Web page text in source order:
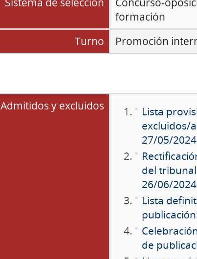
formación
Turno
Promoción
Admitidos y excluidos
Lista
excluidos/
27/05/2024
del
26/06/2024
Lista
de